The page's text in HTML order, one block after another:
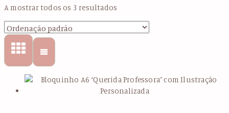
A mostrar todos os 3 resultados